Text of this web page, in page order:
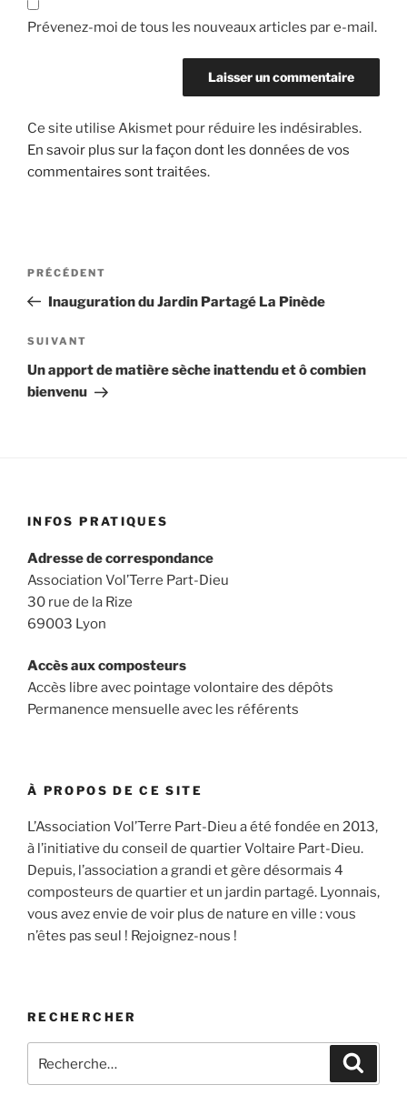
Prévenez-moi de tous les nouveaux articles par e-mail.
Ce site utilise Akismet pour réduire les indésirables.
En savoir plus sur la façon dont les données de vos
commentaires sont traitées.
Navigation
l’article
Article
précédent
PRÉCÉDENT
Inauguration du Jardin Partagé La Pinède
Article
suivant
SUIVANT
Un apport de matière sèche inattendu et ô combien
bienvenu
INFOS PRATIQUES
Adresse de correspondance
Association Vol’Terre Part-Dieu
30 rue de la Rize
69003 Lyon
Accès aux composteurs
Accès libre avec pointage volontaire des dépôts
Permanence mensuelle avec les référents
À PROPOS DE CE SITE
L’Association Vol’Terre Part-Dieu a été fondée en 2013,
à l’initiative du conseil de quartier Voltaire Part-Dieu.
Depuis, l’association a grandi et gère désormais 4
composteurs de quartier et un jardin partagé. Lyonnais,
vous avez envie de voir plus de nature en ville : vous
n’êtes pas seul ! Rejoignez-nous !
RECHERCHER
pour